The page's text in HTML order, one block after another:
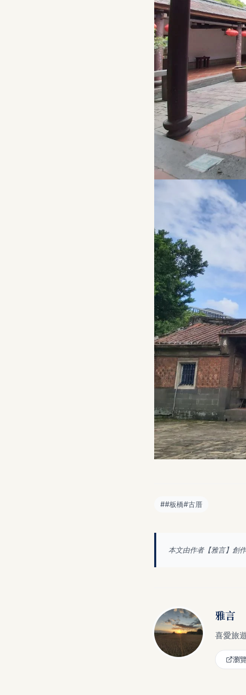
##板橋#古厝
本文由作者【雅言】創
雅言
喜愛旅
瀏